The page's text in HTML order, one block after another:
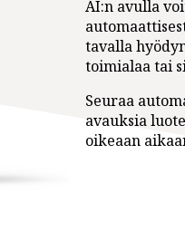
AI:n avulla
tavalla
toimialaa tai
Seuraa
avauksia
oikeaan